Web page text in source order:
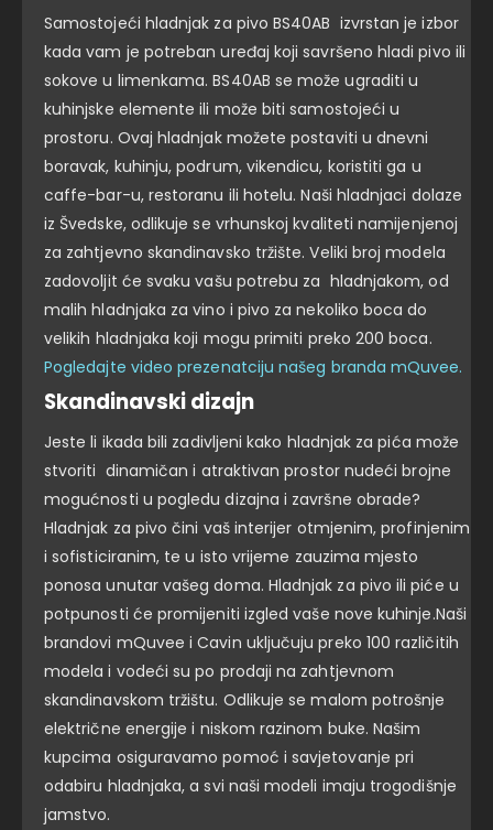
Samostojeći hladnjak za pivo BS40AB izvrstan je izbor
kada vam je potreban uređaj koji savršeno hladi pivo ili
sokove u limenkama. BS40AB se može ugraditi u
kuhinjske elemente ili može biti samostojeći u
prostoru. Ovaj hladnjak možete postaviti u dnevni
boravak, kuhinju, podrum, vikendicu, koristiti ga u
caffe-bar-u, restoranu ili hotelu. Naši hladnjaci dolaze
iz Švedske, odlikuje se vrhunskoj kvaliteti namijenjenoj
za zahtjevno skandinavsko tržište. Veliki broj modela
zadovoljit će svaku vašu potrebu za hladnjakom, od
malih hladnjaka za vino i pivo za nekoliko boca do
velikih hladnjaka koji mogu primiti preko 200 boca.
Pogledajte video prezenatciju našeg branda mQuvee.
Skandinavski dizajn
Jeste li ikada bili zadivljeni kako hladnjak za pića može
stvoriti dinamičan i atraktivan prostor nudeći brojne
mogućnosti u pogledu dizajna i završne obrade?
Hladnjak za pivo čini vaš interijer otmjenim, profinjenim
i sofisticiranim, te u isto vrijeme zauzima mjesto
ponosa unutar vašeg doma. Hladnjak za pivo ili piće u
potpunosti će promijeniti izgled vaše nove kuhinje.Naši
brandovi mQuvee i Cavin uključuju preko 100 različitih
modela i vodeći su po prodaji na zahtjevnom
skandinavskom tržištu. Odlikuje se malom potrošnje
električne energije i niskom razinom buke. Našim
kupcima osiguravamo pomoć i savjetovanje pri
odabiru hladnjaka, a svi naši modeli imaju trogodišnje
jamstvo.